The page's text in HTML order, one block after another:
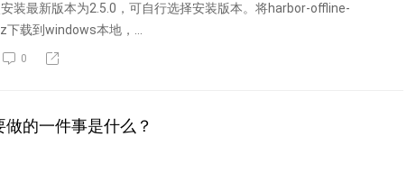
装最新版本为2.5.0，可自行选择安装版本。将harbor-offline-
载到windows本地，...
0
的一件事是什么？